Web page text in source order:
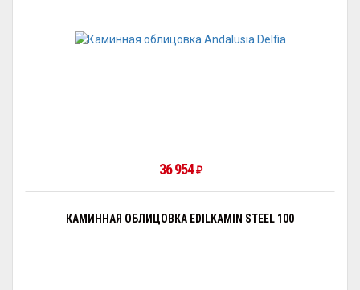
36 954₽
КАМИННАЯ ОБЛИЦОВКА EDILKAMIN STEEL 100